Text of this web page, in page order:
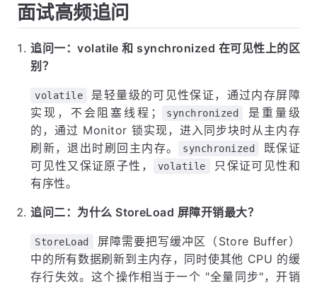
面试高频追问
追问一：volatile 和 synchronized 在可见性上的区
别？
volatile
是轻量级的可见性保证，通过内存屏障
实现，不会阻塞线程；
synchronized
是重量级
的，通过 Monitor 锁实现，进入同步块时从主内存
刷新，退出时刷回主内存。
synchronized
既保证
可见性又保证原子性，
volatile
只保证可见性和
有序性。
追问二：为什么 StoreLoad 屏障开销最大？
StoreLoad
屏障需要把写缓冲区（Store Buffer）
中的所有数据刷新到主内存，同时使其他 CPU 的缓
存行失效。这个操作相当于一个 "全量同步"，开销